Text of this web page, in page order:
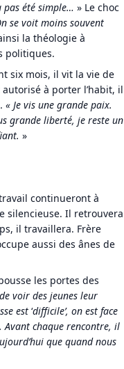
pas été simple… » Le choc
se voit moins souvent
la théologie à
politiques.
six mois, il vit la vie de
à porter l’habit, il
« Je vis une grande paix.
grande liberté, je reste un
»
continueront à
silencieuse. Il retrouvera
il travaillera. Frère
aussi des ânes de
les portes des
voir des jeunes leur
est ‘difficile’, on est face
Avant chaque rencontre, il
que quand nous